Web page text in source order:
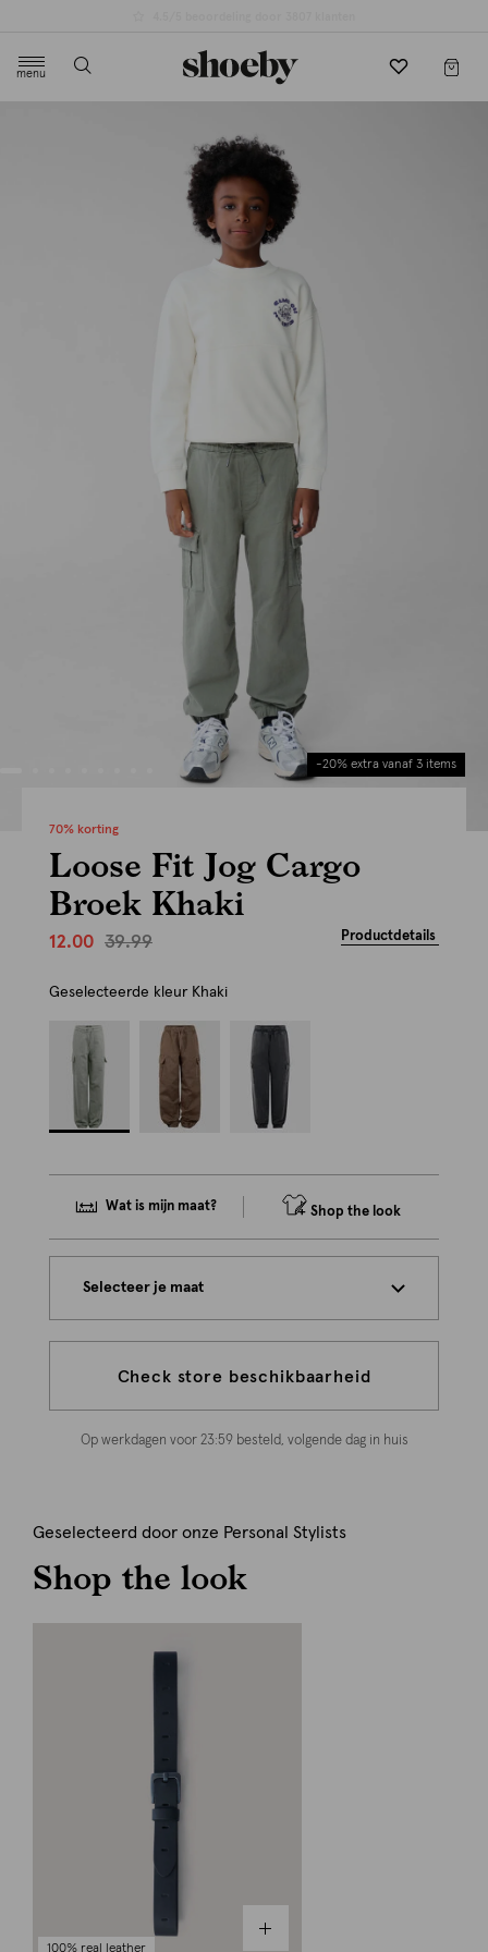
menu
-20% extra vanaf 3 items
70% korting
Loose Fit Jog Cargo
Broek Khaki
12.00 39.99 Productdetails
Geselecteerde kleur Khaki
Wat is mijn maat? Shop the look
Selecteer je maat
Check store beschikbaarheid
Op werkdagen voor 23:59 besteld, volgende dag in huis
Geselecteerd door onze Personal Stylists
Shop the look
100% real leather